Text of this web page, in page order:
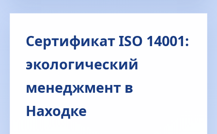
Сертификат ISO 14001:
экологический
менеджмент в
Находке